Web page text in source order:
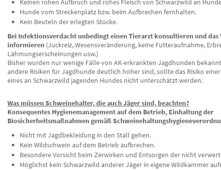
Keinen rohen Aufbruch und rohes Fleisch von Schwarzwild an
Hunde vom Streckenplatz bzw. beim Aufbrechen fernhalten.
Kein Beuteln der erlegten Stücke.
Bei Infektionsverdacht unbedingt einen Tierarzt konsultieren und
informieren (Juckreiz, Wesensveränderung, keine Futteraufnahme,
Lähmungserscheinungen usw.)
Bisher wurden nur wenige Fälle von AK-erkrankten Jagdhunden
andere Risiken für Jagdhunde deutlich höher sind, sollte das Risiko
eines an Schwarzwild jagenden Hundes nicht unterschätzt werden.
Was müssen Schweinehalter, die auch Jäger sind, beachten?
Konsequentes Hygienemanagement auf dem Betrieb, Einhaltung der
Biosicherheitsmaßnahmen gemäß
Nicht mit Jagdbekleidung in den Stall gehen.
Kein Wildschwein auf dem Betrieb aufbrechen.
Besondere Vorsicht beim Zerwirken und Entsorgen der nicht
Möglichst kein Schwarzwild anderer Jäger in eigene Wildkammer